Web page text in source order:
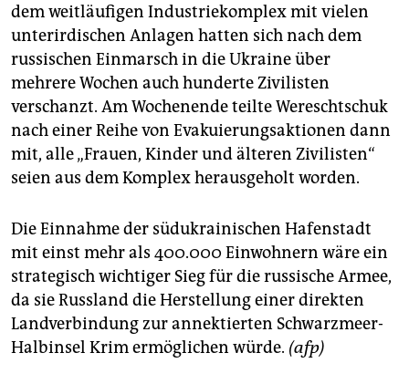
dem weitläufigen Industriekomplex mit vielen
unterirdischen Anlagen hatten sich nach dem
russischen Einmarsch in die Ukraine über
mehrere Wochen auch hunderte Zivilisten
verschanzt. Am Wochenende teilte Wereschtschuk
nach einer Reihe von Evakuierungsaktionen dann
mit, alle „Frauen, Kinder und älteren Zivilisten“
seien aus dem Komplex herausgeholt worden.
Die Einnahme der südukrainischen Hafenstadt
mit einst mehr als 400.000 Einwohnern wäre ein
strategisch wichtiger Sieg für die russische Armee,
da sie Russland die Herstellung einer direkten
Landverbindung zur annektierten Schwarzmeer-
Halbinsel Krim ermöglichen würde. (afp)